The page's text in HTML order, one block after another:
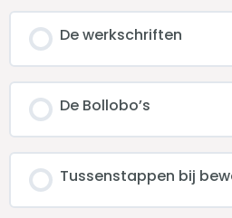
De werkschriften
De Bollobo’s
Tussenstappen bij